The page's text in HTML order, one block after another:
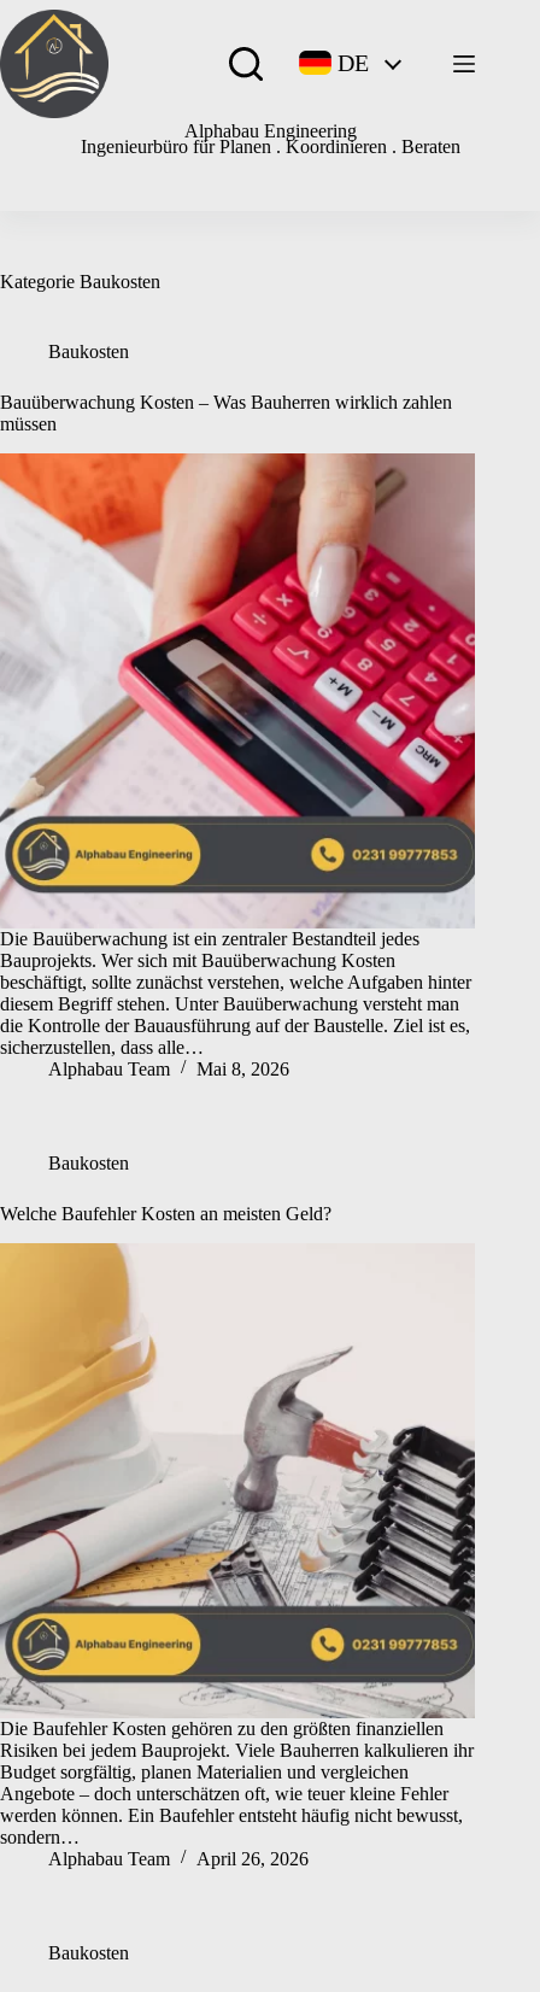
Zum
Inhalt
springen
Alphabau Engineering
Ingenieurbüro für Planen . Koordinieren . Beraten
DE
Kategorie Baukosten
Baukosten
Bauüberwachung Kosten – Was Bauherren wirklich zahlen
müssen
Die Bauüberwachung ist ein zentraler Bestandteil jedes
Bauprojekts. Wer sich mit Bauüberwachung Kosten
beschäftigt, sollte zunächst verstehen, welche Aufgaben hinter
diesem Begriff stehen. Unter Bauüberwachung versteht man
die Kontrolle der Bauausführung auf der Baustelle. Ziel ist es,
sicherzustellen, dass alle…
Alphabau Team
Mai 8, 2026
Baukosten
Welche Baufehler Kosten an meisten Geld?
Die Baufehler Kosten gehören zu den größten finanziellen
Risiken bei jedem Bauprojekt. Viele Bauherren kalkulieren ihr
Budget sorgfältig, planen Materialien und vergleichen
Angebote – doch unterschätzen oft, wie teuer kleine Fehler
werden können. Ein Baufehler entsteht häufig nicht bewusst,
sondern…
Alphabau Team
April 26, 2026
Baukosten